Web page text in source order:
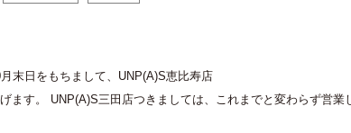
末日をもちまして、UNP(A)S恵比寿店
す。 UNP(A)S三田店つきましては、これまでと変わらず営業